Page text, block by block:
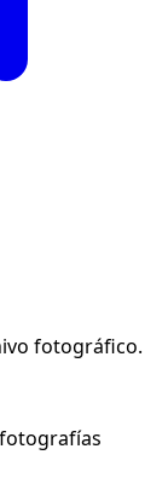
fotográfico.